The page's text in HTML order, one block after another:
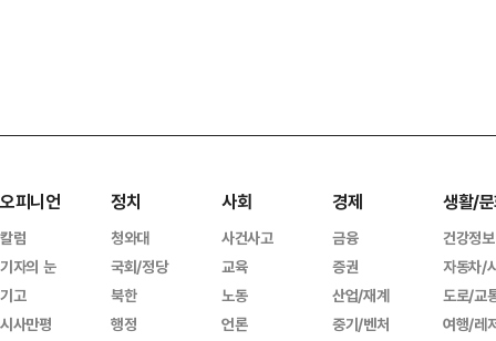
오피니언
칼럼
기자의 눈
기고
시사만평
정치
청와대
국회/정당
북한
행정
사회
사건사고
교육
노동
언론
경제
금융
증권
산업/재계
중기/벤처
생활/
건강정보
자동차/
도로/교
여행/레